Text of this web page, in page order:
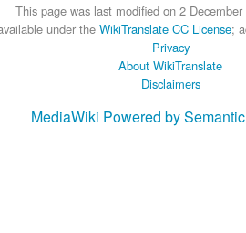
This page was last modified on 2
under the WikiTranslate CC License;
Privacy
About WikiTranslate
Disclaimers
MediaWiki Powered by